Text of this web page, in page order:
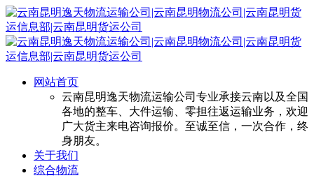
网站首页
云南昆明逸天物流运输公司专业承接云南以及全国
各地的整车、大件运输、零担往返运输业务，欢迎
广大货主来电咨询报价。至诚至信，一次合作，终
身朋友。
关于我们
综合物流